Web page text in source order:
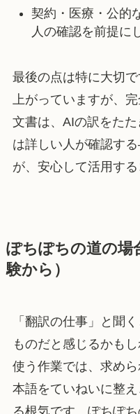
契約・医療・公的
人の確認を前提に
最後の点は特に大切
上がっていますが、
文書は、AIの訳をた
は詳しい人が確認す
が、安心して活用する
ぽちぽちの道の場
験から）
「翻訳の仕事」と聞
ものだと感じるかも
使う作業では、求め
本語をていねいに整
る根気です。ぽちぽ